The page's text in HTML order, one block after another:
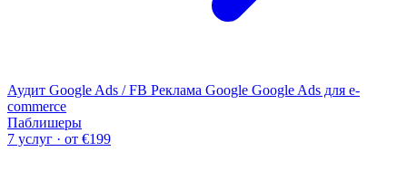
Аудит Google Ads / FB Реклама Google Google Ads для e-
commerce
Паблишеры
7 услуг · от €199